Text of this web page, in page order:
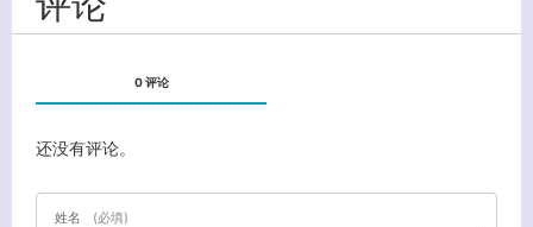
0 评论
还没有评论。
姓名 (必填)